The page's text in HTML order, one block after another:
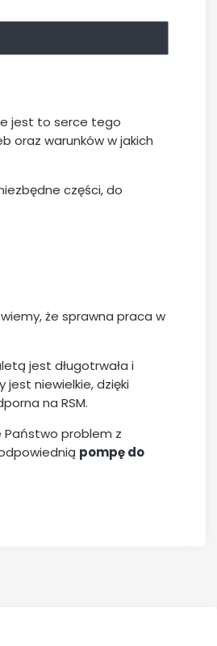
jest to serce tego
oraz warunków w jakich
części, do
że sprawna praca w
jest długotrwała i
jest niewielkie, dzięki
na RSM.
problem z
pompę do